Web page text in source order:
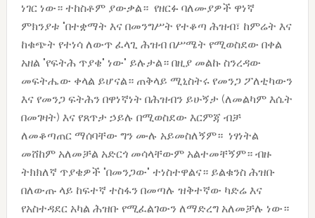
ነገር ነው። ተከስቶም ያውቃል። የዘርፉ ባለሙያዎች ዋነኛ
ምክንያቱ "በተቋማት እና በመንግሥት የተቆጣ ሕዝብ፣ ከምሬት እና
ከቁጭት የተነሳ ለውጥ ፈላጊ ሕዝብ በሥሜት የሚወስደው በቀል
አዘል "የፍትሕ ጥያቄ" ነው" ይሉታል። በዚያ መልኩ ስንረዳው
መፍትሔው ቀላል ይሆናል። ጠቅላይ ሚኒስትሩ የመንጋ ፖለቲካውን
እና የመንጋ ፍትሕን በዋነኛነት በሕዝብን ይሁኝታ (ለመልካም እሴት
በመገዛት) እና የጸጥታ ኃይሉ በሚወስደው እርምጃ ብቻ
ለመቆጣጠር ማሰባቸው ግን ሙሉ አይመስለኝም። ነፃነትል
መሸከም አለመቻል አድርጎ መሳላቸውም አልተመቸኝም። ብዙ
ትክክለኛ ጥያቄዎች "በመንጋው" ተነስተዋልና። ይልቁንስ ሕዝቡ
በለውጡ ላይ ከፍተኛ ተስፋን በመጣሉ ዝቅተኛው ካድሬ እና
የአስተዳደር አካል ሕዝቡ የሚፈልገውን ለማድረግ አለመቻሉ ነው።